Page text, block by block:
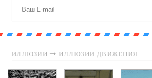
ИЛЛЮЗИИ ИЛЛЮЗИИ ДВИЖЕНИЯ